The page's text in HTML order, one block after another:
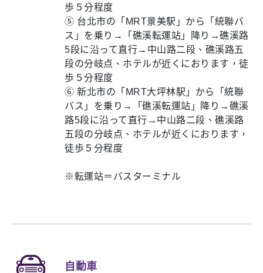
歩５分程度
⑤ 台北市の「MRT景美駅」から「統聯バ
ス」を乗り→「礁溪転運站」降り→礁溪路
5段に沿って直行→中山路二段、礁溪路五
段の分岐点、ホテルが近くにおります，徒
歩５分程度
⑥ 新北市の「MRT大坪林駅」から「統聯
バス」を乗り→「礁溪転運站」降り→礁溪
路5段に沿って直行→中山路二段、礁溪路
五段の分岐点、ホテルが近くにおります，
徒歩５分程度
※転運站＝バスターミナル
自動車